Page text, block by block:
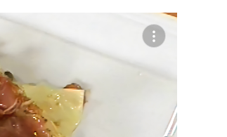
FLAN CASERO
50 min